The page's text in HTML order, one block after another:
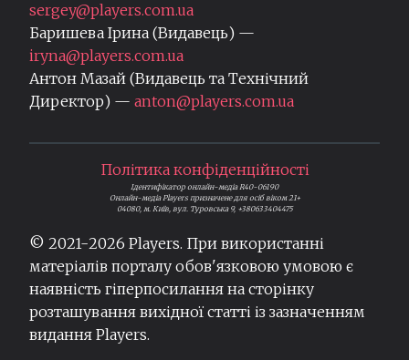
sergey@players.com.ua
Баришева Ірина (Видавець) —
iryna@players.com.ua
Антон Мазай (Видавець та Технічний
Директор) — anton@players.com.ua
Політика конфіденційності
Ідентифікатор онлайн-медіа R40-06190
Онлайн-медіа Players призначене для осіб віком 21+
04080, м. Київ, вул. Туровська 9, +380633404475
© 2021-2026 Players. При використанні
матеріалів порталу обов'язковою умовою є
наявність гіперпосилання на сторінку
розташування вихідної статті із зазначенням
видання Players.